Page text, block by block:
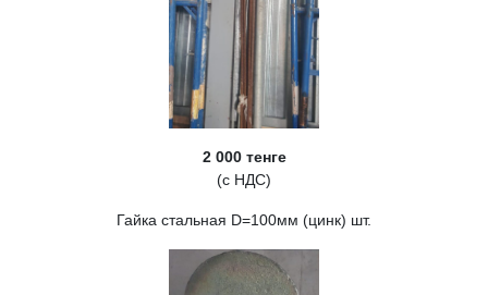
2 000 тенге
(с НДС)
Гайка стальная D=100мм (цинк) шт.